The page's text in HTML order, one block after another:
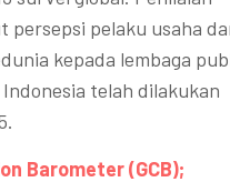
persepsi pelaku usaha
kepada lembaga
telah dilakukan
Barometer (GCB);